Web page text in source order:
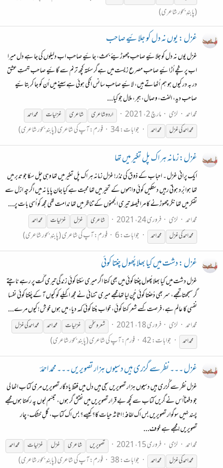
(پابندِ بحور شاعری)
غزل : یوں نہ دل کو جلائیے صاحب
غزل یوں نہ دل کو جلائیے صاحب چھوڑیئے بحث، جائیے صاحب اب دلیلوں کی جا ہے دل میرا
اب پرخچے اُڑائیے صاحب مصرع زیست میں ہےگر سکتہ کچھ ترنم سے گائیے صاحب تہمتِ عشق
در بہ در کیوں ہو ہم اُٹھاتے ہیں، لائیے صاحب سانس اٹکی ہوئی ہے سینے میں اُن کو جا کر بتائیے
صاحب دید، الفت، وصال، ہجر، ملال جو کیا...
محمداحمد لڑی مارچ 2، 2021 اردو شاعری شاعری غزلیات محمداحمد
محمداحمدکیغزل محمداحمد جوابات: 34 فورم:آپ کی شاعری (پابندِ بحور شاعری)
غزل: زمانہ ہر اک پل تغیّر میں تھا
ایک پرانی غزل ۔ احباب کے ذوق کی نذر! غزل زمانہ ہر اک پل تغیّر میں تھا وہی چل سکا جو تدبر میں
تھا ہوا بُرد ہوتی رہیں دستکیں کوئی واہموں کے تحیّر میں تھا محبت ہے کیا جان پایا نہ میں اگرچہ ازل سے
تفکر میں تھا نگر چھوڑنے کا مرا فیصلہ تیری الجھنوں کے تناظر میں تھا ندامت تھی مجھ کو اُسی بات پر...
محمداحمد لڑی فروری 24، 2021 شاعری غزل غزلیات محمداحمد
محمداحمدکیغزل محمداحمد جوابات: 6 فورم:آپ کی شاعری (پابندِ بحور شاعری)
غزل : دشت میں کیا بھلا پُھول چنتا کوئی
غزل دشت میں کیا بھلا پُھول چنتا کوئی میں بھی کہتا اگر میری سُنتا کوئی زندگی تیری گَت پر رہے ناچتے
گر سمجھتا تجھے، سر بھی دُھنتا کوئی چُن لیا تھا مجھے میری تنہائی نے مجھ اکیلے کو کیوں آ کے چُنتا کوئی نفسا
نفسی کا عالم ہے، فرصت کسے شعر کہتا کوئی، خواب بنتا کوئی کہہ دیا، میں ہوں خوش! کیوں مرے...
محمداحمد لڑی فروری 18، 2021 شعر و سخن غزلیات محمداحمد محمداحمدکیغزل
محمداحمد جوابات: 42 فورم:آپ کی شاعری (پابندِ بحور شاعری)
غزل ۔۔۔ نظر سے گزری ہیں دسیوں ہزار تصویریں ۔۔۔ محمد احمدؔ
غزل نظر سے گُزری ہیں دسیوں ہزار تصویریں سجی ہیں دل میں فقط یادگار تصویریں مری کتاب اٹھا لی
جو دفعتاًاُس نے گِریں کتاب سے کچھ بے قرار تصویریں میں نقش گر ہوں، تبسّم لبوں پہ رکھتا ہوں مجھے
پسند نہیں سوگوار تصویریں بس اک لفافہ! اثاثہ حیات کا؟ کیسے؟ بس اک کتاب، گلِ خشک، چار
تصویریں! مجھے ہے خوف...
محمداحمد لڑی فروری 15، 2021 تصویریں شاعری غزل غزلیات محمداحمد
محمداحمدکیغزل محمداحمد جوابات: 38 فورم:آپ کی شاعری (پابندِ بحور شاعری)